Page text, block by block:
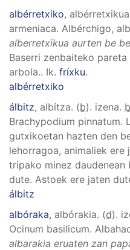
albérretxiko, albérretxikua
armeniaca. Albérchigo,
alberretxikua aurten be
Baserri zenbaiteko
arbola.. Ik. fríxku.
albérretxiko
álbitz, albítza. (b). izena.
Brachypodium pinnatum.
gutxikoetan hazten den
lehorragoa, animaliek ere
tripako minez
dute. Astoek ere jaten
álbitz
albóraka, albórakia. (d).
Ocinum basilicum.
albarakia eruaten zan